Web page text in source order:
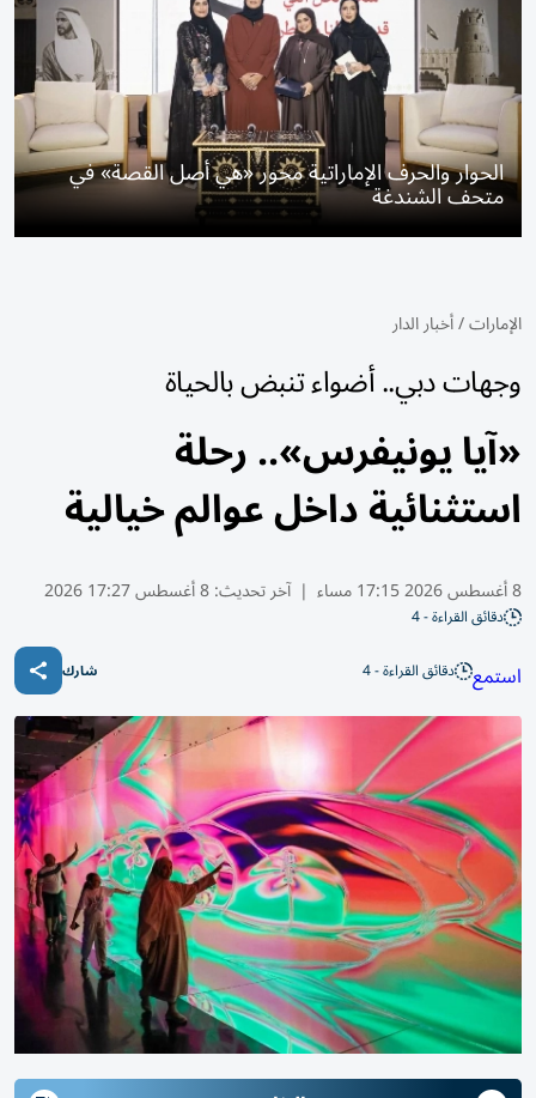
الحوار والحرف الإماراتية محور «هي أصل القصة» في
متحف الشندغة
الإمارات/أخبار الدار
وجهات دبي.. أضواء تنبض بالحياة
«آيا يونيفرس».. رحلة
استثنائية داخل عوالم خيالية
8 أغسطس 2026 17:15 مساء | آخر تحديث:8 أغسطس 17:27 2026
دقائق القراءة - 4
استمع دقائق القراءة - 4 شارك